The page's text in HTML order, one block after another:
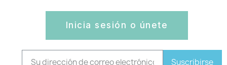
Inicia sesión o únete
Suscribirse